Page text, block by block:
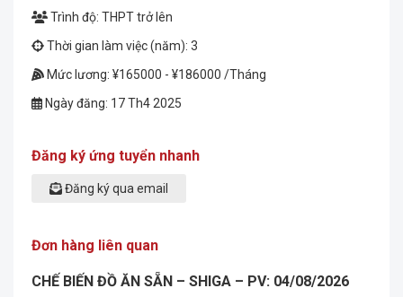
Trình độ: THPT trở lên
Thời gian làm việc (năm): 3
Mức lương: ¥165000 - ¥186000 /Tháng
Ngày đăng: 17 Th4 2025
Đăng ký ứng tuyển nhanh
Đăng ký qua email
Đơn hàng liên quan
CHẾ BIẾN ĐỒ ĂN SẴN – SHIGA – PV: 04/08/2026